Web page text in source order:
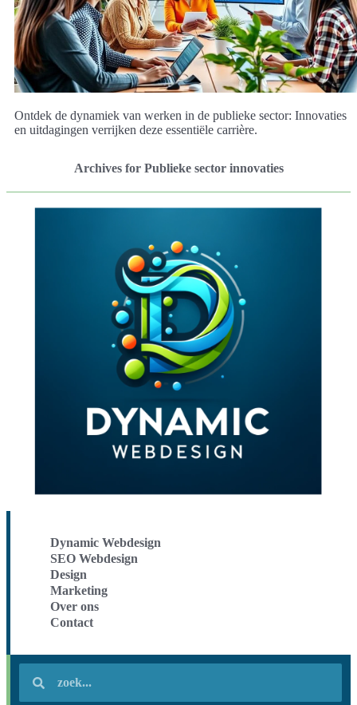
Ontdek de dynamiek van werken in de publieke sector: Innovaties
en uitdagingen verrijken deze essentiële carrière.
Archives for Publieke sector innovaties
Dynamic Webdesign
SEO Webdesign
Design
Marketing
Over ons
Contact